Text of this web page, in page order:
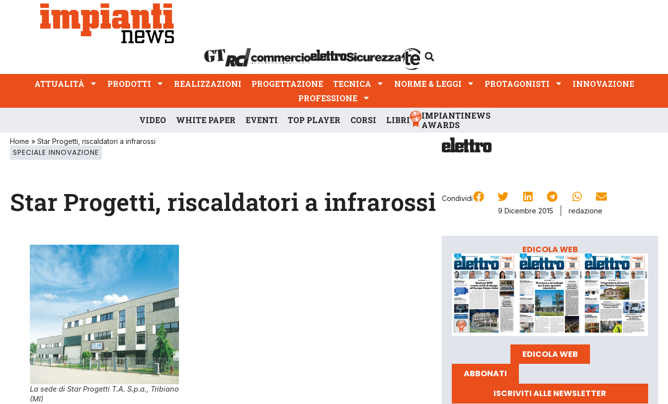
ATTUALITÀ PRODOTTI REALIZZAZIONI
PROFESSIONE
ATTUALITÀ PRODOTTI REALIZZAZIONI PROGETTAZIONE TECNICA NORME & LEGGI PROTAGONISTI
INNOVAZIONE
PROFESSIONE
VIDEO WHITE PAPER EVENTI TOP PLAYER CORSI LIBRI
IMPIANTINEWS
AWARDS
Home » Star Progetti, riscaldatori a infrarossi
SPECIALE INNOVAZIONE
Star Progetti, riscaldatori a infrarossi
Condividi
9 Dicembre 2015
redazione
La sede di Star Progetti T.A. S.p.a., Tribiano
(MI)
EDICOLA WEB
EDICOLA WEB
ABBONATI
ISCRIVITI ALLE NEWSLETTER